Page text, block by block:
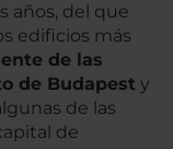
años, del que
edificios más
de las
de Budapest y
de las
de